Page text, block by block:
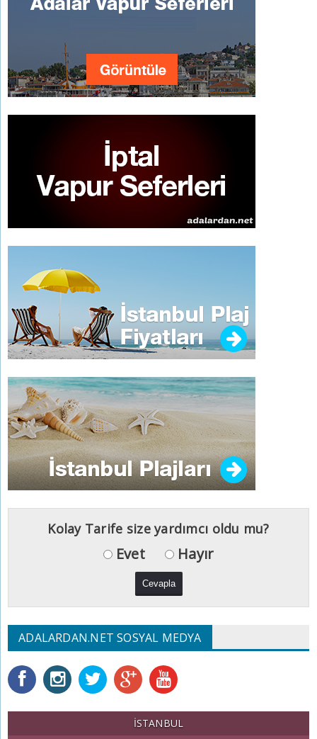
Kolay Tarife size yardımcı oldu mu?
Evet Hayır
ADALARDAN.NET SOSYAL MEDYA
İSTANBUL